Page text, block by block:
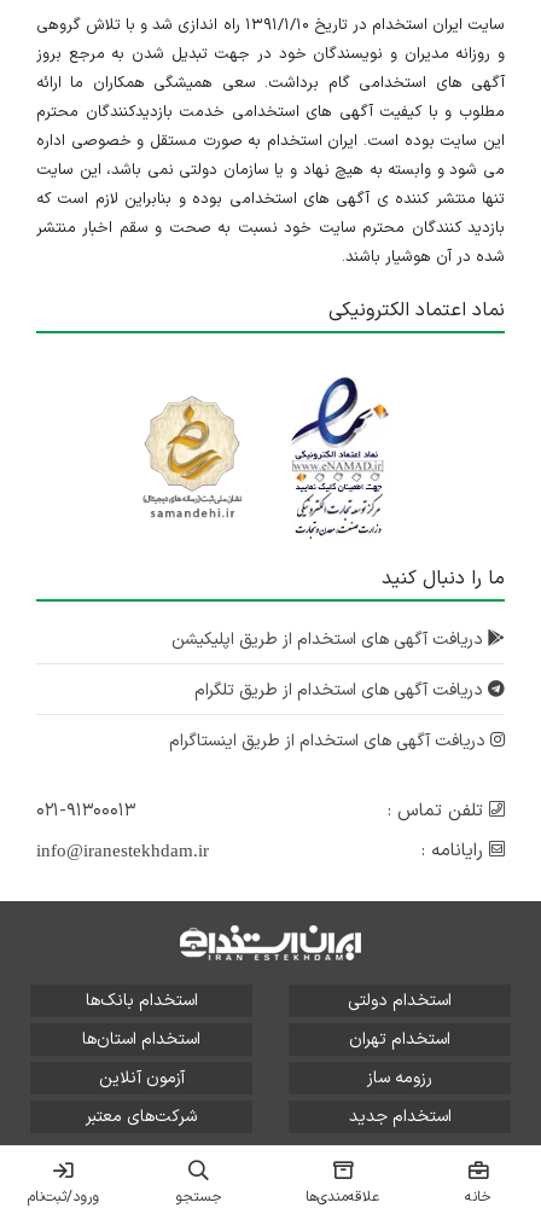
استخدام راننده لیفتراک
یزد
۲ سال پیش منقضی شده
استخدام کارشناس کنترل کیفیت
یزد
استخدام اپراتور تولید
۲ سال پیش
استخدام تکنسین مکانیک
یزد
سایت ایران استخدام در تاریخ ۱۳۹۱/۱/۱۰ راه اندازی شد و با تلاش گروهی
و روزانه مدیران و نویسندگان خود در جهت تبدیل شدن به مرجع بروز
آگهی های استخدامی گام برداشت. سعی همیشگی همکاران ما ارائه
مطلوب و با کیفیت آگهی های استخدامی خدمت بازدیدکنندگان محترم
این سایت بوده است. ایران استخدام به صورت مستقل و خصوصی اداره
می شود و وابسته به هیچ نهاد و یا سازمان دولتی نمی باشد، این سایت
تنها منتشر کننده ی آگهی های استخدامی بوده و بنابراین لازم است که
بازدید کنندگان محترم سایت خود نسبت به صحت و سقم اخبار منتشر
شده در آن هوشیار باشند.
نماد اعتماد الکترونیکی
ما را دنبال کنید
دریافت آگهی های استخدام از طریق اپلیکیشن
دریافت آگهی های استخدام از طریق تلگرام
دریافت آگهی های استخدام از طریق اینستاگرام
تلفن تماس :
۰۲۱-۹۱۳۰۰۰۱۳
رایانامه :
info@iranestekhdam.ir
استخدام دولتی
استخدام بانک‌ها
استخدام تهران
استخدام استان‌ها
رزومه ساز
آزمون آنلاین
استخدام جدید
شرکت‌های معتبر
تمامی حقوق این سایت برای آلتین سیستم محفوظ است و هر
گونه سوءاستفاده از آن پیگرد قانونی دارد.
خانه علاقه‌مندی‌ها جستجو ورود/ثبت‌نام